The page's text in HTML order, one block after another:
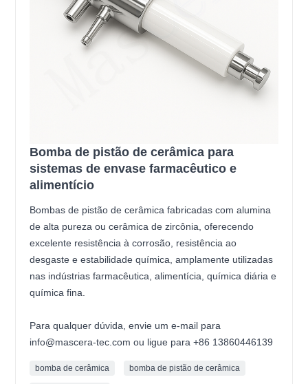
Bomba de pistão de cerâmica para
sistemas de envase farmacêutico e
alimentício
Bombas de pistão de cerâmica fabricadas com alumina
de alta pureza ou cerâmica de zircônia, oferecendo
excelente resistência à corrosão, resistência ao
desgaste e estabilidade química, amplamente utilizadas
nas indústrias farmacêutica, alimentícia, química diária e
química fina.
Para qualquer dúvida, envie um e-mail para
info@mascera-tec.com ou ligue para +86 13860446139
bomba de cerâmica bomba de pistão de cerâmica